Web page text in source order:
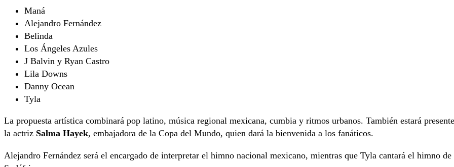
Maná
Alejandro Fernández
Belinda
Los Ángeles Azules
J Balvin y Ryan Castro
Lila Downs
Danny Ocean
Tyla
La propuesta artística combinará pop latino, música regional mexicana, cumbia y ritmos urbanos. También estará presente
la actriz Salma Hayek, embajadora de la Copa del Mundo, quien dará la bienvenida a los fanáticos.
Alejandro Fernández será el encargado de interpretar el himno nacional mexicano, mientras que Tyla cantará el himno de